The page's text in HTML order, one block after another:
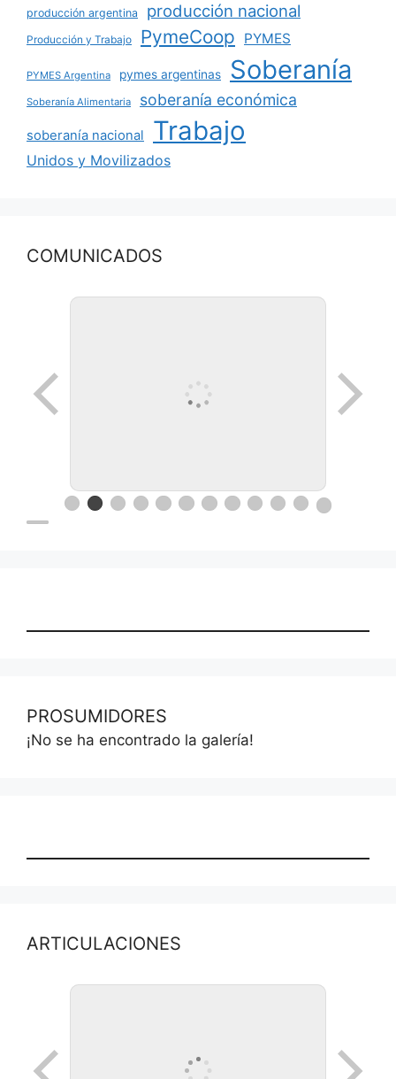
producción argentina producción nacional
Producción y Trabajo PymeCoop PYMES
PYMES Argentina pymes argentinas Soberanía
Soberanía Alimentaria soberanía económica
soberanía nacional Trabajo
Unidos y Movilizados
COMUNICADOS
PROSUMIDORES
¡No se ha encontrado la galería!
ARTICULACIONES